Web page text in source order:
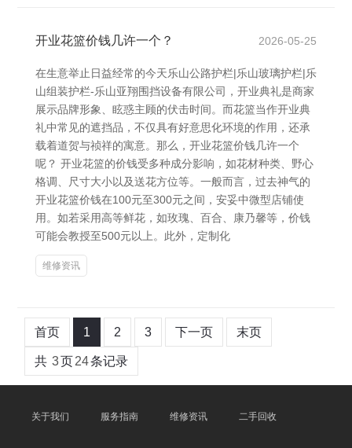
开业花篮价钱几许一个？ 2026-05-25
在生意举止日益经常的今天乐山公路护栏|乐山玻璃护栏|乐
山组装护栏-乐山亚翔围挡设备有限公司，开业典礼是商家
展示品牌形象、眩惑主顾的伏击时间。而花篮当作开业典
礼中常见的遮挡品，不仅具有好意思化环境的作用，还承
载着道贺与祯祥的寓意。那么，开业花篮价钱几许一个
呢？ 开业花篮的价钱受多种成分影响，如花材种类、野心
格调、尺寸大小以及送花方位等。一般而言，过去神气的
开业花篮价钱在100元至300元之间，安妥中微型店铺使
用。如若采用高等鲜花，如玫瑰、百合、康乃馨等，价钱
可能会教授至500元以上。此外，定制化
维修资讯
首页 1 2 3 下一页 末页
共 3页24条记录
关于我们 服务指南 维修资讯 二手回收